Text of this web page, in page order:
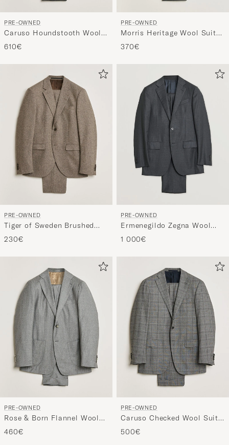
PRE-OWNED
Caruso Houndstooth Wool
Suit Grey 50
610€
PRE-OWNED
Morris Heritage Wool Suit
Grey 50
370€
PRE-OWNED
Tiger of Sweden Brushed
Wool Suit Taupe 48/46
230€
PRE-OWNED
Ermenegildo Zegna Wool
Suit Grey 44
1 000€
PRE-OWNED
Rose & Born Flannel Wool
Suit GRose & Born Flannel
Wool Suit Grey 48ey 50
460€
PRE-OWNED
Caruso Checked Wool Suit
Grey 48
500€